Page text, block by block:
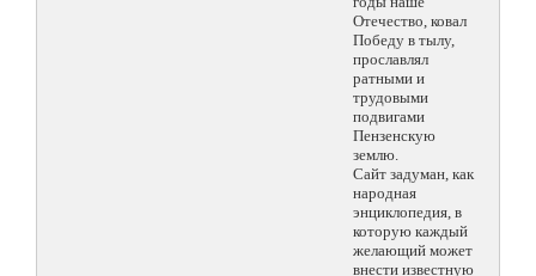
Отечество, ковал
Победу в тылу,
прославлял
ратными и
трудовыми
подвигами
Пензенскую
землю.
Сайт задуман, как
народная
энциклопедия, в
которую каждый
желающий может
внести известную